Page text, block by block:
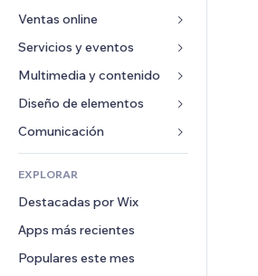
Anuncios
Móvil
Analíticas
Anuncios del sitio
Email
Ventas online
Apps para tiendas
Envíos y entregas
Botones de venta
Contabilidad
Cupones y fidelización
Almacenamiento de mercancía
Servicios y eventos
Hoteles
Eventos
Restaurantes
Inmobiliarias
Reservas
Multimedia y contenido
Galerías
Música
Pódcast
Fotografía
Video
PDF
Compartir archivos
Diseño de elementos
Mapas y navegación
Privacidad y seguridad
Reloj
Plantillas para páginas
Efectos de imágenes
Botones y menús
Formularios
Encuestas
Chat
Comentarios
EXPLORAR
Destacadas por Wix
Apps más recientes
Populares este mes